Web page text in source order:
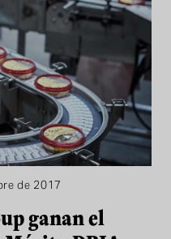
de 2017
ganan el